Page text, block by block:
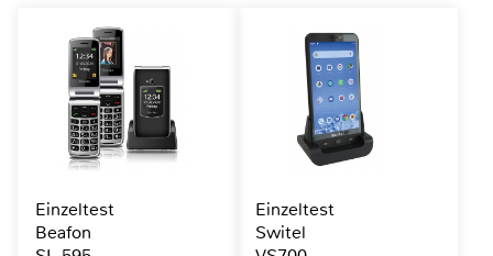
Einzeltest
Beafon
Einzeltest
Switel